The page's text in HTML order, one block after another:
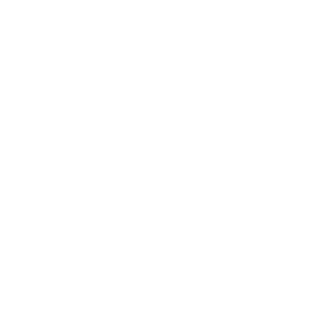
I Basketball Champions League
“Vi Trives Godt Som Underdogs”
For Mig At Repræsentere Danmark”
Møder FC Barcelona I Minicopa Endesa´s
Fortsætter Karrieren I Schweiz
Til Bundesligaen
Til NBA Summer League
Sensation Mod Mægtige Real Madrid I Spansk
Alle Vinderne